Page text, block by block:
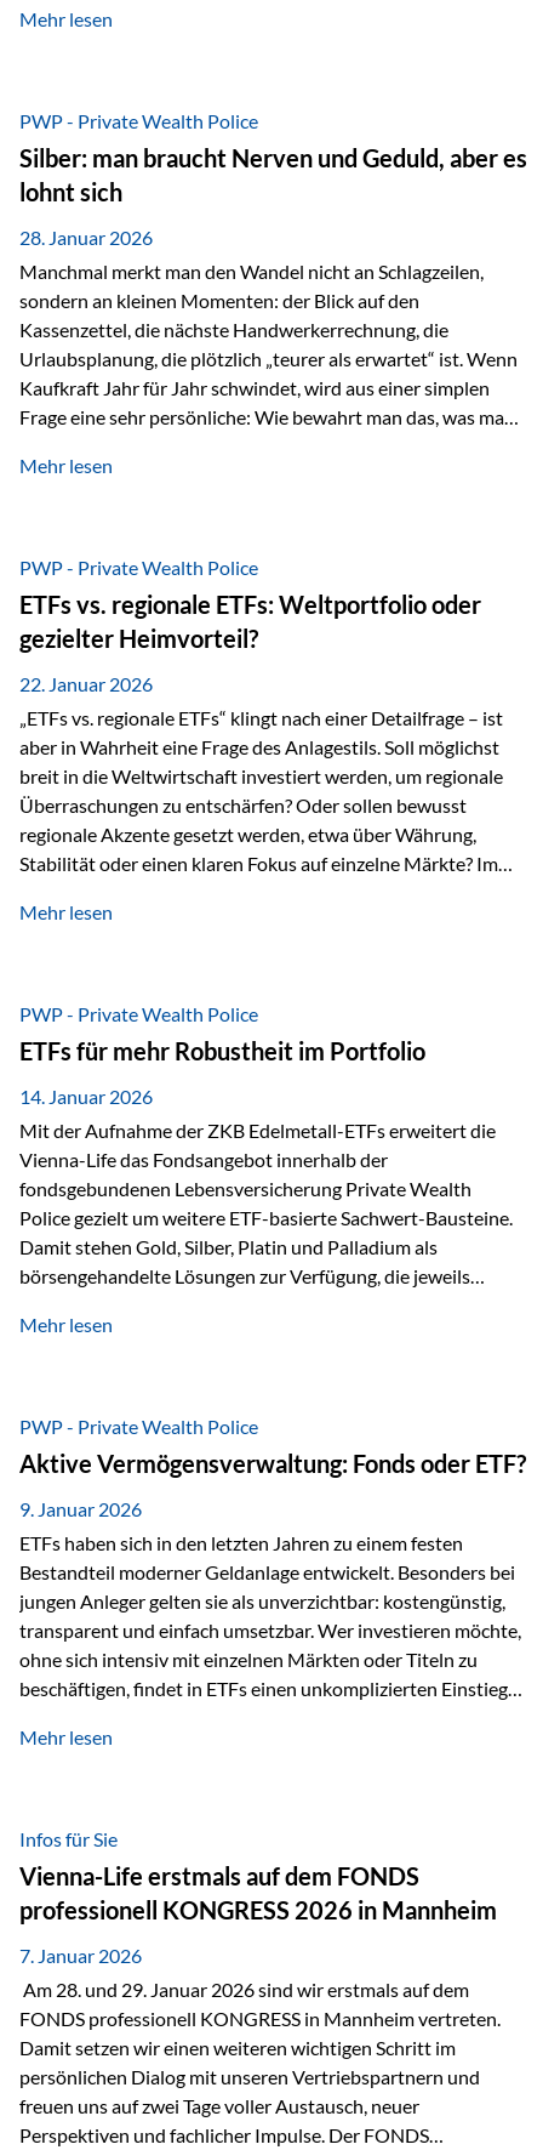
starken Anstiegen. Diese verändern jedoch nicht die
von geopolitischen Spannungen, einer stark ausgeweiteten
Geldmenge sowie strukturellen Verschiebungen an den
Kapitalmärkten geprägt ist, bleibt Gold ein bewährter Anker.
Nicht, weil…
Mehr lesen
PWP - Private Wealth Police
Silber: man braucht Nerven und Geduld, aber es
lohnt sich
28. Januar 2026
Manchmal merkt man den Wandel nicht an Schlagzeilen,
sondern an kleinen Momenten: der Blick auf den
Kassenzettel, die nächste Handwerkerrechnung, die
Urlaubsplanung, die plötzlich „teurer als erwartet“ ist. Wenn
Kaufkraft Jahr für Jahr schwindet, wird aus einer simplen
Frage eine sehr persönliche: Wie bewahrt man das, was man
Sachwerten mit einer Investition in Sachwerte zu
gerade dann, wenn Märkte nervös werden,…
Mehr lesen
PWP - Private Wealth Police
ETFs vs. regionale ETFs: Weltportfolio oder
gezielter Heimvorteil?
22. Januar 2026
„ETFs vs. regionale ETFs“ klingt nach einer Detailfrage – ist
aber in Wahrheit eine Frage des Anlagestils. Soll möglichst
breit in die Weltwirtschaft investiert werden, um regionale
Überraschungen zu entschärfen? Oder sollen bewusst
regionale Akzente gesetzt werden, etwa über Währung,
Stabilität oder einen klaren Fokus auf einzelne Märkte? Im
Wealth Police der Vienna-Life lassen sich beide Ansätze
Risikostreuung, Inflationsrobustheit und Stabilisierung. 1)
Die Philosophiefrage: breit oder bewusst? Global investieren
bedeutet: Das Portfolio bildet die Weltmärkte möglichst
breit ab, ohne die…
Mehr lesen
PWP - Private Wealth Police
ETFs für mehr Robustheit im Portfolio
14. Januar 2026
Mit der Aufnahme der ZKB Edelmetall-ETFs erweitert die
Vienna-Life das Fondsangebot innerhalb der
fondsgebundenen Lebensversicherung Private Wealth
Police gezielt um weitere ETF-basierte Sachwert-Bausteine.
Damit stehen Gold, Silber, Platin und Palladium als
börsengehandelte Lösungen zur Verfügung, die jeweils
dabei nicht auf einzelnen Marktmeinungen, sondern auf
Inflationsrobustheit und Stabilisierung – eingebettet in eine
liechtensteinische Versicherungsstruktur. Die
Sicherheitsarchitektur: Liechtenstein als Strukturprinzip Die
Private Wealth Police positioniert sich mit einer dreistufigen
Sicherheitsarchitektur, die auf mehreren Ebenen ansetzt:
Stufe 1: Versicherer-Ebene • Versicherung mit…
Mehr lesen
PWP - Private Wealth Police
Aktive Vermögensverwaltung: Fonds oder ETF?
9. Januar 2026
ETFs haben sich in den letzten Jahren zu einem festen
Bestandteil moderner Geldanlage entwickelt. Besonders bei
jungen Anleger gelten sie als unverzichtbar: kostengünstig,
transparent und einfach umsetzbar. Wer investieren möchte,
ohne sich intensiv mit einzelnen Märkten oder Titeln zu
beschäftigen, findet in ETFs einen unkomplizierten Einstieg
werden häufig kritisch betrachtet. Sie gelten als teurer,
Beide Ansätze haben ihre Berechtigung und ihre Stärken
entfalten sie oft gerade in Kombination. ETFs: Effizient, breit
gestreut und klar strukturiert…
Mehr lesen
Infos für Sie
Vienna-Life erstmals auf dem FONDS
professionell KONGRESS 2026 in Mannheim
7. Januar 2026
Am 28. und 29. Januar 2026 sind wir erstmals auf dem
FONDS professionell KONGRESS in Mannheim vertreten.
Damit setzen wir einen weiteren wichtigen Schritt im
persönlichen Dialog mit unseren Vertriebspartnern und
freuen uns auf zwei Tage voller Austausch, neuer
Perspektiven und fachlicher Impulse. Der FONDS